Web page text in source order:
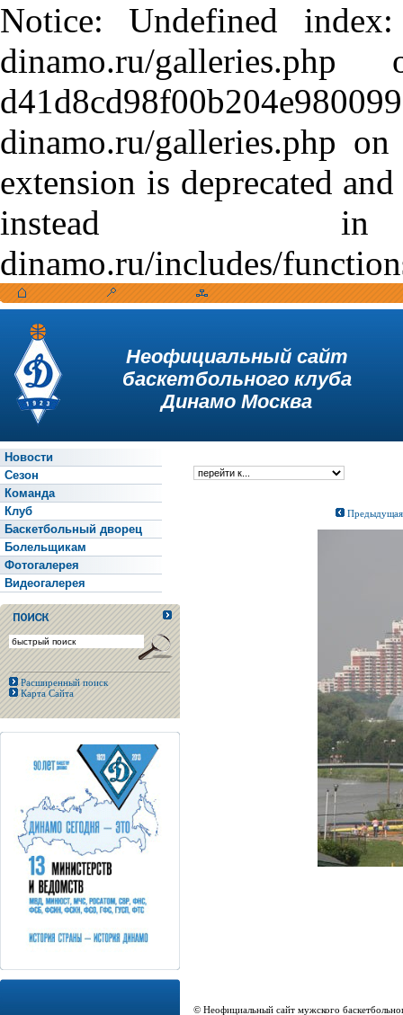
Notice: Undefined
dinamo.ru/
dinamo.ru/galleries.php
extension is deprecated
instead in /var/
dinamo.ru/includes/
Неофициальный сайт
баскетбольного клуба
Динамо Москва
Новости
Сезон
Команда
Клуб
Баскетбольный дворец
Болельщикам
Фотогалерея
Видеогалерея
Расширенный поиск
Карта Сайта
Предыдущая
© Неофициальный сайт мужского